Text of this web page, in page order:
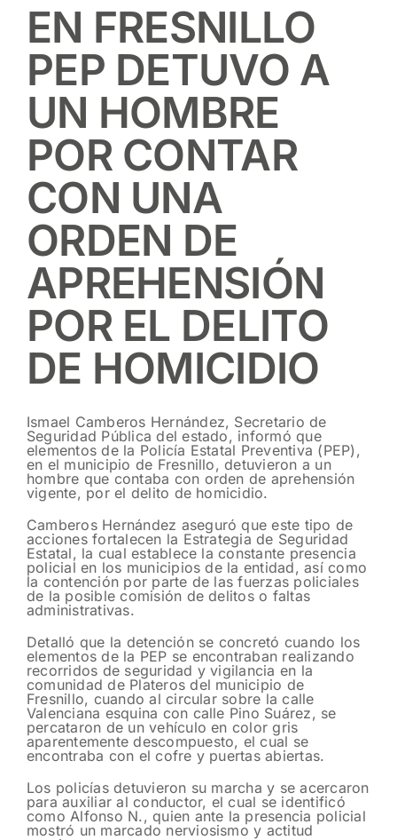
EN FRESNILLO
PEP DETUVO A
UN HOMBRE
POR CONTAR
CON UNA
ORDEN DE
APREHENSIÓN
POR EL DELITO
DE HOMICIDIO
Ismael Camberos Hernández, Secretario de
Seguridad Pública del estado, informó que
elementos de la Policía Estatal Preventiva (PEP),
en el municipio de Fresnillo, detuvieron a un
hombre que contaba con orden de aprehensión
vigente, por el delito de homicidio.
Camberos Hernández aseguró que este tipo de
acciones fortalecen la Estrategia de Seguridad
Estatal, la cual establece la constante presencia
policial en los municipios de la entidad, así como
la contención por parte de las fuerzas policiales
de la posible comisión de delitos o faltas
administrativas.
Detalló que la detención se concretó cuando los
elementos de la PEP se encontraban realizando
recorridos de seguridad y vigilancia en la
comunidad de Plateros del municipio de
Fresnillo, cuando al circular sobre la calle
Valenciana esquina con calle Pino Suárez, se
percataron de un vehículo en color gris
aparentemente descompuesto, el cual se
encontraba con el cofre y puertas abiertas.
Los policías detuvieron su marcha y se acercaron
para auxiliar al conductor, el cual se identificó
como Alfonso N., quien ante la presencia policial
mostró un marcado nerviosismo y actitud